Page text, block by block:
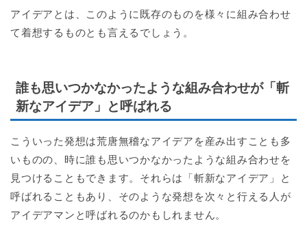
アイデアとは、このように既存のものを様々に組み合わせ
て着想するものとも言えるでしょう。
誰も思いつかなかったような組み合わせが「斬
新なアイデア」と呼ばれる
こういった発想は荒唐無稽なアイデアを産み出すことも多
いものの、時に誰も思いつかなかったような組み合わせを
見つけることもできます。それらは「斬新なアイデア」と
呼ばれることもあり、そのような発想を次々と行える人が
アイデアマンと呼ばれるのかもしれません。